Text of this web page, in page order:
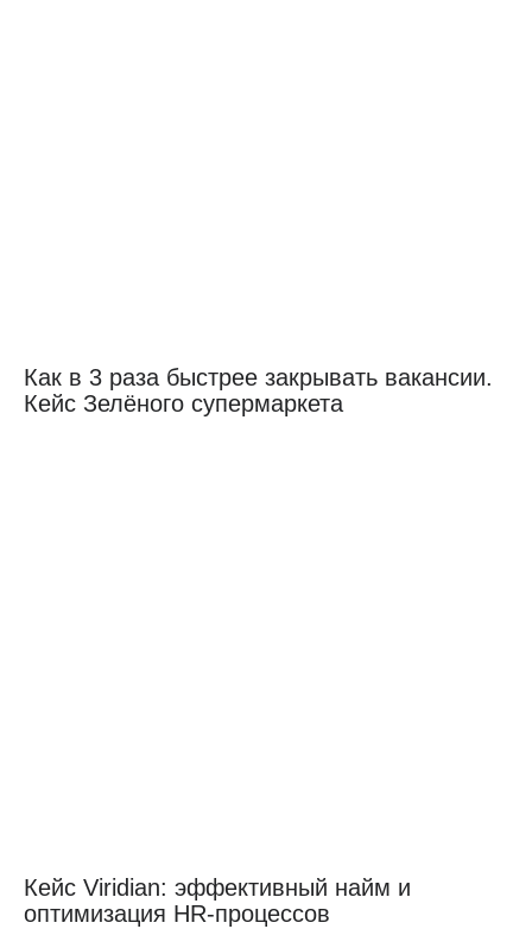
Как в 3 раза быстрее закрывать вакансии.
Кейс Зелёного супермаркета
Кейс Viridian: эффективный найм и
оптимизация HR-процессов